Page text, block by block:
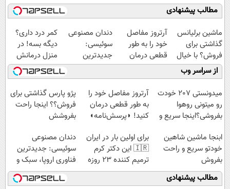
مطالب پیشنهادی
ماشین برلیانس
گذاشتی برای
فروش؟ با خیال
راحت بفروش
آرتروز مفاصل
خود را به طور
قطعی درمان
کنید!
◗پرسش‌نامه◖
دندان مصنوعی
سوئیسی:
جدیدترین
فناوری اروپا،
سبک و مقاوم |
پرداخت قسطی
کمر درد داری؟
دیگه بسه! در
منزل درمانش
کن
(◀پرسش‌نامه)
از سراسر وب
میدونستی 207 خودت
رو میتونی روهوا
بفروشی؟اینجا سریع و
آرتروز مفاصل خود را
به طور قطعی درمان
کنید! ◗پرسش‌نامه◖
پژو پارس گذاشتی برای
فروش؟؟ اینجا راحت
بفروشش
ابنجا ماشین شاهین
خودتو سریع و راحت
بفروش
برای اولین بار در ایران
🇮🇷 این دکتر کرم
ترمیم کننده 23 روزه
ساخت!
دندان مصنوعی
سوئیسی: جدیدترین
فناوری اروپا، سبک و
مقاوم | پرداخت
قسطی
مطالب پیشنهادی